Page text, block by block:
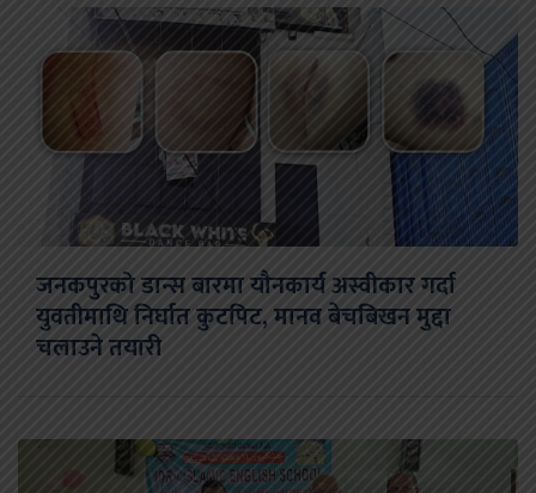
जनकपुरको डान्स बारमा यौनकार्य अस्वीकार गर्दा
युवतीमाथि निर्घात कुटपिट, मानव बेचबिखन मुद्दा
चलाउने तयारी